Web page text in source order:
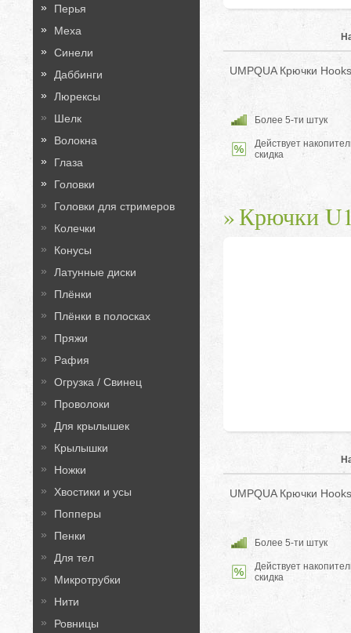
Перья
Меха
Синели
Даббинги
Люрексы
Шелк
Волокна
Глаза
Головки
Головки для стримеров
Колечки
Конусы
Латунные диски
Плёнки
Плёнки в полосках
Пряжи
Рафия
Огрузка / Свинец
Проволоки
Для крылышек
Крылышки
Ножки
Хвостики и усы
Попперы
Пенки
Для тел
Микротрубки
Нити
Ровницы
UMPQUA Крючки
Более 5-ти штук
Действует
скидка
Крючки
UMPQUA Крючки
Более 5-ти штук
Действует
скидка